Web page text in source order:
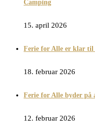
Camping
15. april 2026
Ferie for Alle er klar til
18. februar 2026
Ferie for Alle byder på
12. februar 2026